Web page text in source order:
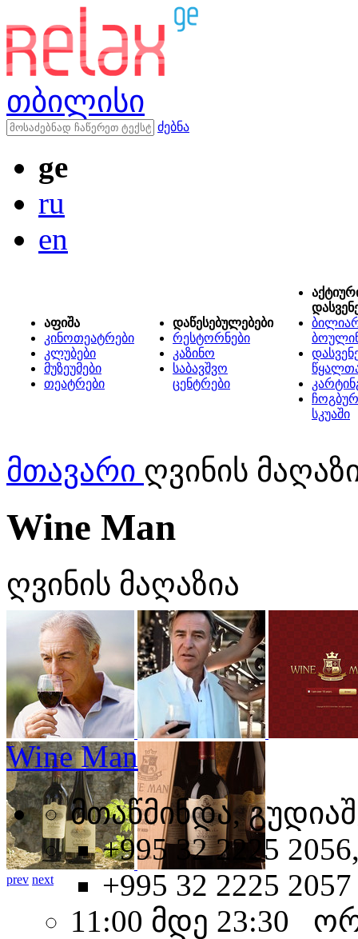
თბილისი
ძებნა
ge
ru
en
აფიშა
კინოთეატრები
კლუბები
მუზეუმები
თეატრები
დაწესებულებები
რესტორნები
კაზინო
საბავშვო
ცენტრები
სკუაში
მთავარი ღვინის
Wine Man
ღვინის მაღაზია
prev next
Wine Man
მთაწმინდა,
+995 32 2225
+995 32 2225 2057
11:00 მდე 23:30